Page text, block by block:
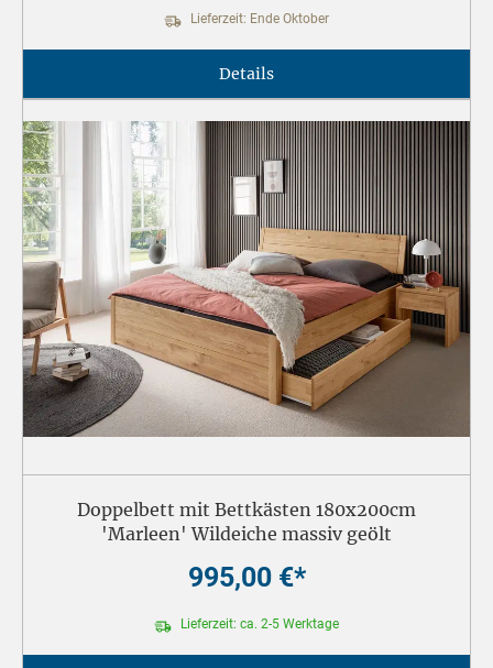
Lieferzeit: Ende Oktober
Details
Doppelbett mit Bettkästen 180x200cm
'Marleen' Wildeiche massiv geölt
995,00 €*
Lieferzeit: ca. 2-5 Werktage